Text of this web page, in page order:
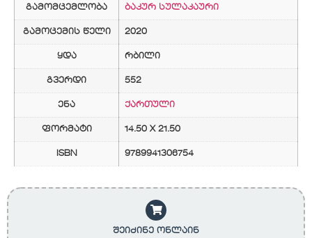
გამომცემლობა ბაკურ სულაკაური
გამოცემის წელი 2020
ყდა რბილი
გვერდი 552
ენა ქართული
ფორმატი 14.50 X 21.50
ISBN 9789941306754
შეიძინე ონლაინ